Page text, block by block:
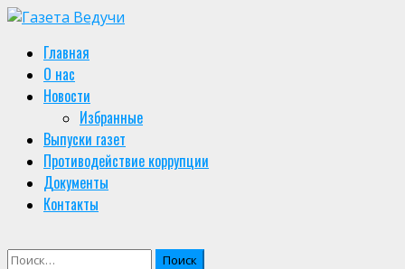
Skip
content
Primary
Menu
Главная
О нас
Новости
Избранные
Выпуски газет
Противодействие коррупции
Документы
Контакты
Найти: